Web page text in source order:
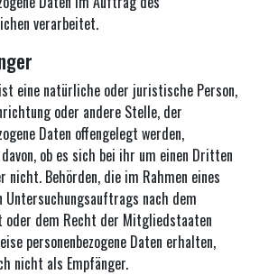
verarbeitet.
eine natürliche oder juristische Person,
oder andere Stelle, der
Daten offengelegt werden,
ob es sich bei ihr um einen Dritten
nicht. Behörden, die im Rahmen eines
nach dem
oder dem Recht der Mitgliedstaaten
personenbezogene Daten erhalten,
nicht als Empfänger.